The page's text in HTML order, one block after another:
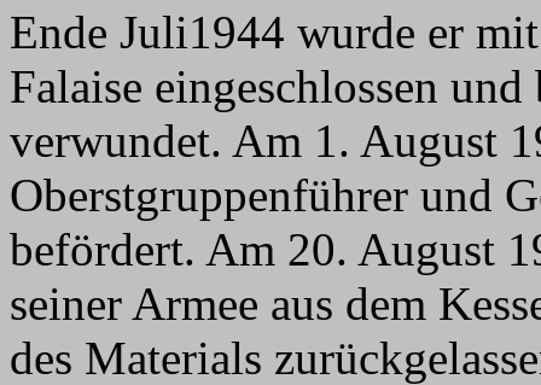
Ende Juli1944 wurde er
Falaise eingeschlossen
verwundet. Am 1. August
Oberstgruppenführer und
befördert. Am 20. August
seiner Armee aus dem
des Materials